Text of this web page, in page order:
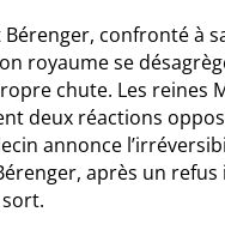
Bérenger, confronté à
royaume se
chute. Les reines
deux réactions
annonce
après un